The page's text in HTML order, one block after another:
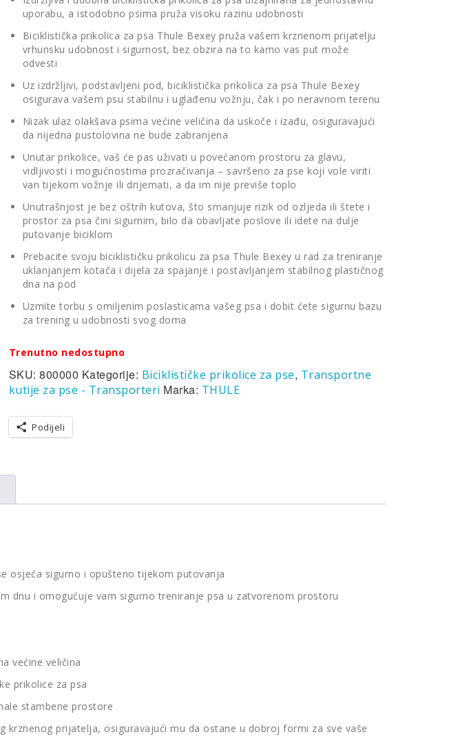
uporabu, a istodobno psima pruža visoku razinu udobnosti
Biciklistička prikolica za psa Thule Bexey pruža vašem krznenom prijatelju
vrhunsku udobnost i sigurnost, bez obzira na to kamo vas put može
odvesti
Uz izdržljivi, podstavljeni pod, biciklistička prikolica za psa Thule Bexey
osigurava vašem psu stabilnu i uglađenu vožnju, čak i po neravnom terenu
Nizak ulaz olakšava psima većine veličina da uskoče i izađu, osiguravajući
da nijedna pustolovina ne bude zabranjena
Unutar prikolice, vaš će pas uživati u povećanom prostoru za glavu,
vidljivosti i mogućnostima prozračivanja – savršeno za pse koji vole viriti
van tijekom vožnje ili drijemati, a da im nije previše toplo
Unutrašnjost je bez oštrih kutova, što smanjuje rizik od ozljeda ili štete i
prostor za psa čini sigurnim, bilo da obavljate poslove ili idete na dulje
putovanje biciklom
Prebacite svoju biciklističku prikolicu za psa Thule Bexey u rad za treniranje
uklanjanjem kotača i dijela za spajanje i postavljanjem stabilnog plastičnog
dna na pod
Uzmite torbu s omiljenim poslasticama vašeg psa i dobit ćete sigurnu bazu
za trening u udobnosti svog doma
Trenutno nedostupno
SKU:800000 Kategorije: Biciklističke prikolice za pse, Transportne
kutije za pse - Transporteri Marka: THULE
Podijeli
osjeća sigurno i opušteno tijekom putovanja
dnu i omogućuje vam sigurno treniranje psa u zatvorenom prostoru
većine veličina
prikolice za psa
stambene prostore
prijatelja, osiguravajući mu da ostane u dobroj formi za sve vaše